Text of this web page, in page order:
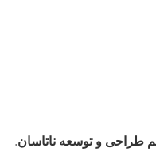
طراحی و توسعه ناتاسان.